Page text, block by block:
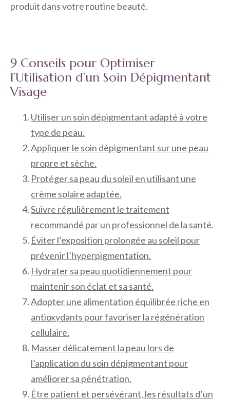
produit dans votre routine beauté.
9 Conseils pour Optimiser
l’Utilisation d’un Soin Dépigmentant
Visage
Utiliser un soin dépigmentant adapté à votre
type de peau.
Appliquer le soin dépigmentant sur une peau
propre et sèche.
Protéger sa peau du soleil en utilisant une
crème solaire adaptée.
Suivre régulièrement le traitement
recommandé par un professionnel de la santé.
Éviter l’exposition prolongée au soleil pour
prévenir l’hyperpigmentation.
Hydrater sa peau quotidiennement pour
maintenir son éclat et sa santé.
Adopter une alimentation équilibrée riche en
antioxydants pour favoriser la régénération
cellulaire.
Masser délicatement la peau lors de
l’application du soin dépigmentant pour
améliorer sa pénétration.
Être patient et persévérant, les résultats d’un